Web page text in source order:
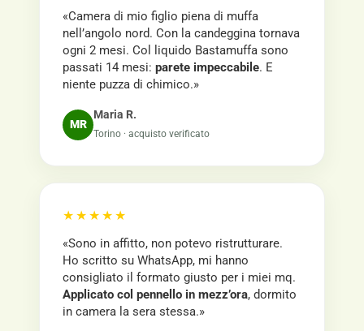
«Camera di mio figlio piena di muffa
nell’angolo nord. Con la candeggina tornava
ogni 2 mesi. Col liquido Bastamuffa sono
passati 14 mesi: parete impeccabile. E
niente puzza di chimico.»
MR
Maria R.
Torino · acquisto verificato
★★★★★
«Sono in affitto, non potevo ristrutturare.
Ho scritto su WhatsApp, mi hanno
consigliato il formato giusto per i miei mq.
Applicato col pennello in mezz’ora, dormito
in camera la sera stessa.»